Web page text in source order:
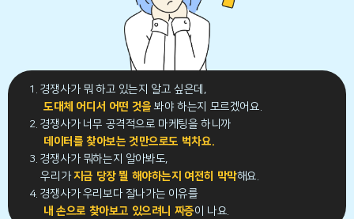
1. 경쟁사가 뭐 하고 있는지 알고 싶은데,
도대체 어디서 어떤 것을봐야 하는지 모르겠어요.
2. 경쟁사가 너무 공격적으로 마케팅을 하니까
데이터를 찾아보는 것만으로도 벅차요.
3. 경쟁사가 뭐하는지 알아봐도,
우리가지금 당장 뭘 해야하는지 여전히 막막해요.
4. 경쟁사가 우리보다 잘나가는 이유를
내 손으로 찾아보고 있으려니 짜증이 나요.